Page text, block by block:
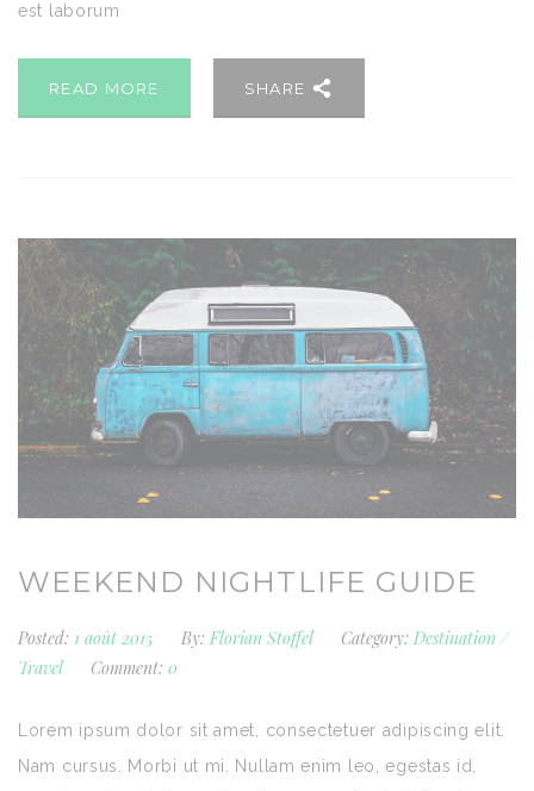
est laborum
READ MORE SHARE
WEEKEND NIGHTLIFE GUIDE
Posted: 1 août 2015 By: Florian Stoffel Category: Destination /
Travel
Comment: 0
Lorem ipsum dolor sit amet, consectetuer adipiscing elit.
Nam cursus. Morbi ut mi. Nullam enim leo, egestas id,